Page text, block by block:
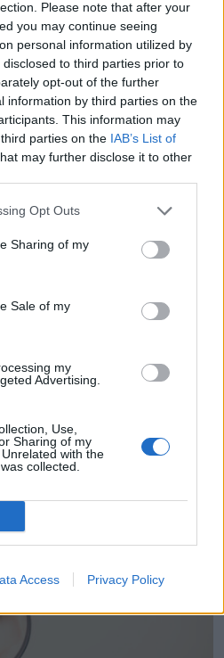
Please note that after your
you may continue seeing
personal information utilized by
to third parties prior to
opt-out of the further
information by third parties on the
This information may
parties on the IAB’s List of
may further disclose it to other
Opt Outs
Sharing of my
Sale of my
my
Advertising.
Use,
Sharing of my
with the
collected.
Access Privacy Policy
var kaitēt?
gaisu